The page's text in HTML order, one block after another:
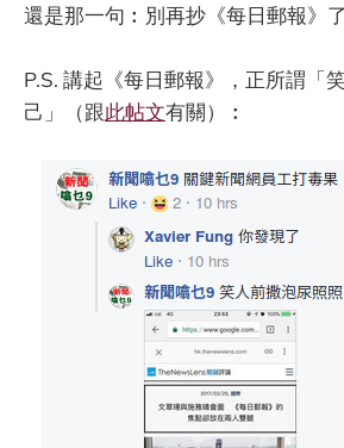
還是那一句︰別再抄《每日郵報》了
P.S. 講起《每日郵報》，正所謂「
己」（跟此帖文有關）︰